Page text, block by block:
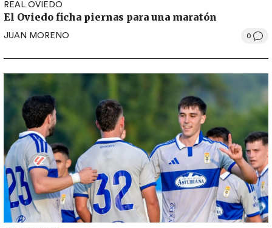
REAL OVIEDO
El Oviedo ficha piernas para una maratón
JUAN MORENO 0